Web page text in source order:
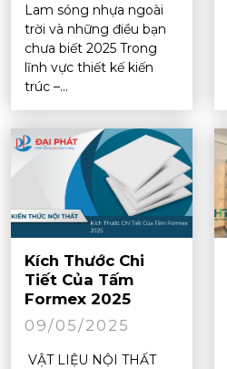
Lam sóng nhựa ngoài
trời và những điều bạn
chưa biết 2025 Trong
lĩnh vực thiết kế kiến
trúc –...
Kích Thước Chi
Tiết Của Tấm
Formex 2025
09/05/2025
VẬT LIỆU NỘI THẤT